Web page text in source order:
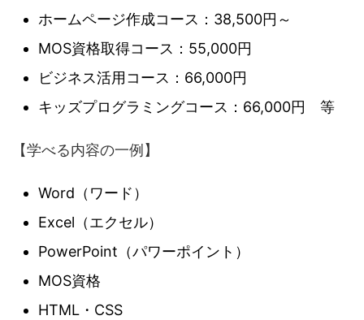
ホームページ作成コース：38,500円～
MOS資格取得コース：55,000円
ビジネス活用コース：66,000円
キッズプログラミングコース：66,000円 等
【学べる内容の一例】
Word（ワード）
Excel（エクセル）
PowerPoint（パワーポイント）
MOS資格
HTML・CSS